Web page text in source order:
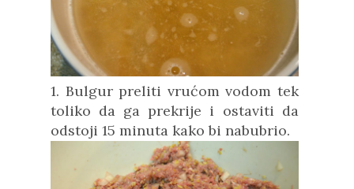
1. Bulgur preliti vrućom vodom tek
toliko da ga prekrije i ostaviti da
odstoji 15 minuta kako bi nabubrio.